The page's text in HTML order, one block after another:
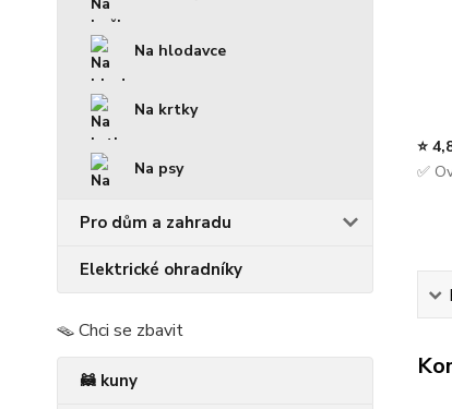
Na hlodavce
Na krtky
Na psy
Pro dům a zahradu
Elektrické ohradníky
🪤 Chci se zbavit
🦝 kuny
⭐
✅